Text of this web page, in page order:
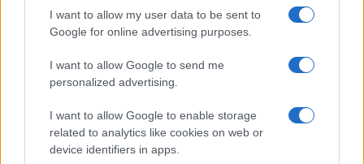
I want to allow my user data to be sent to
Google for online advertising purposes.
I want to allow Google to send me
personalized advertising.
I want to allow Google to enable storage
related to analytics like cookies on web or
device identifiers in apps.
eljárást Haszan ellen.
Fotó: ROBERTO SCHMIDT / AFP
Nevetséges: a foci vb szervezői
elkoboztak egy izraeli zászlót, a